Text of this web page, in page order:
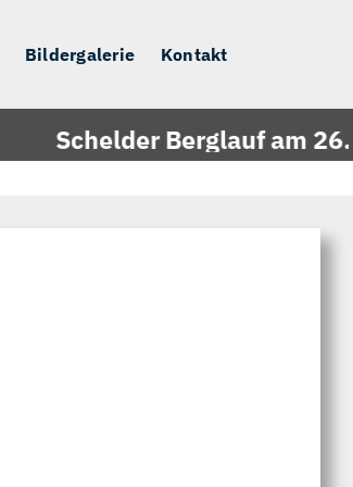
Bildergalerie Kontakt
Schelder Berglauf am